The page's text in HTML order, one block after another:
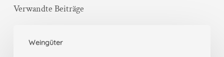
Verwandte Beiträge
Weingüter
Koopmanskloof